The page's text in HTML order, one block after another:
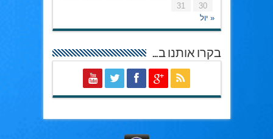
30
31
« יול
בקרו אותנו ב…